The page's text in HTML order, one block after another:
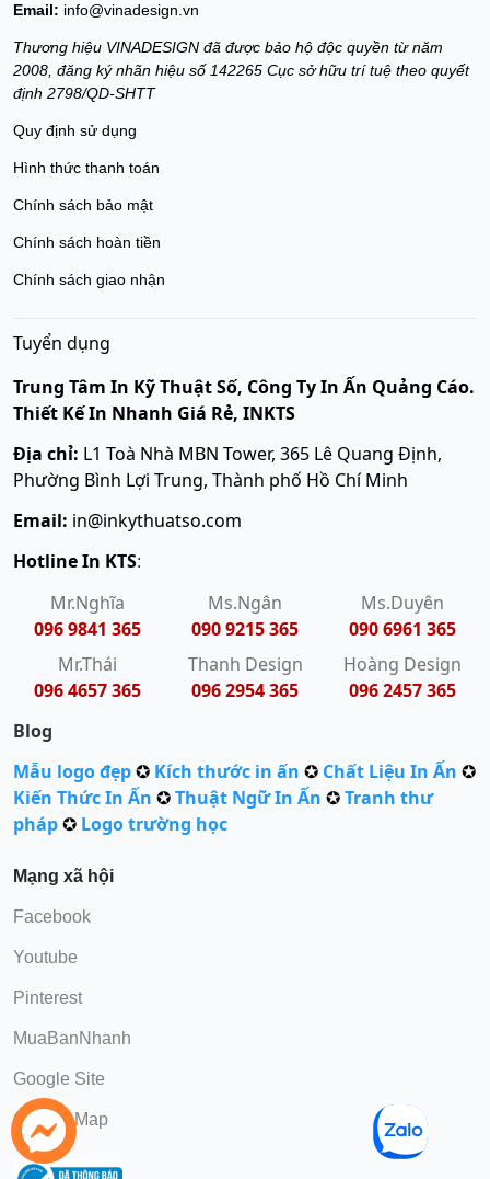
Email: info@vinadesign.vn
Thương hiệu VINADESIGN đã được bảo hộ độc quyền từ năm
2008, đăng ký nhãn hiệu số 142265 Cục sở hữu trí tuệ theo quyết
định 2798/QD-SHTT
Quy định sử dụng
Hình thức thanh toán
Chính sách bảo mật
Chính sách hoàn tiền
Chính sách giao nhận
Tuyển dụng
Trung Tâm In Kỹ Thuật Số, Công Ty In Ấn Quảng Cáo.
Thiết Kế In Nhanh Giá Rẻ, INKTS
Địa chỉ: L1 Toà Nhà MBN Tower, 365 Lê Quang Định,
Phường Bình Lợi Trung, Thành phố Hồ Chí Minh
Email: in@inkythuatso.com
Hotline In KTS:
Mr.Nghĩa
096 9841 365
Ms.Ngân
090 9215 365
Ms.Duyên
090 6961 365
Mr.Thái
096 4657 365
Thanh Design
096 2954 365
Hoàng Design
096 2457 365
Blog
Mẫu logo đẹp✪ Kích thước in ấn ✪ Chất Liệu In Ấn ✪
Kiến Thức In Ấn ✪Thuật Ngữ In Ấn ✪Tranh thư
pháp✪ Logo trường học
Mạng xã hội
Facebook
Youtube
Pinterest
MuaBanNhanh
Google Site
Google Map